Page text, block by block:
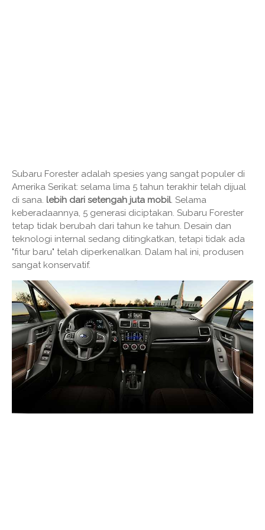
Subaru Forester adalah spesies yang sangat populer di
Amerika Serikat: selama lima 5 tahun terakhir telah dijual
di sana. lebih dari setengah juta mobil. Selama
keberadaannya, 5 generasi diciptakan. Subaru Forester
tetap tidak berubah dari tahun ke tahun. Desain dan
teknologi internal sedang ditingkatkan, tetapi tidak ada
"fitur baru" telah diperkenalkan. Dalam hal ini, produsen
sangat konservatif.